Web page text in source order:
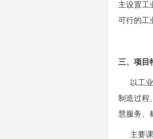
主设置工
可行的工
三、项目
以工
制造过程
慧服务、
主要